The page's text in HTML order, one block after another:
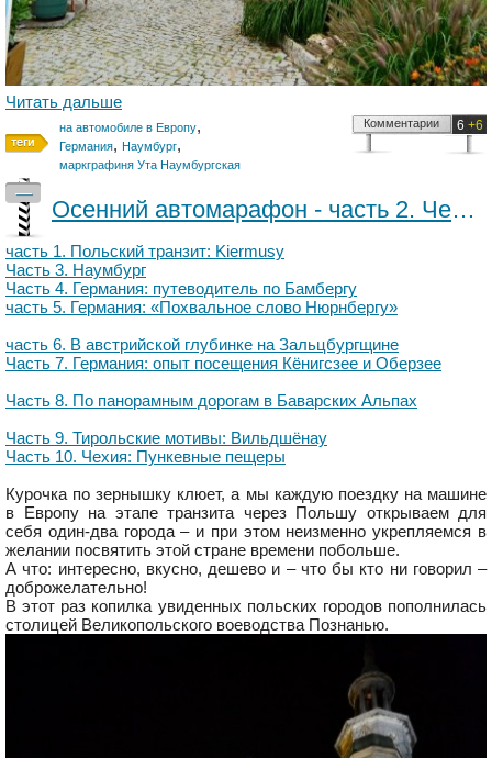
Читать дальше
на автомобиле в Европу,
Германия, Наумбург,
маркграфиня Ута Наумбургская
6 +6
Комментарии
—
Осенний автомарафон - часть 2. Через Познань в Германию
часть 1. Польский транзит: Kiermusy
Часть 3. Наумбург
Часть 4. Германия: путеводитель по Бамбергу
часть 5. Германия: «Похвальное слово Нюрнбергу»
часть 6. В австрийской глубинке на Зальцбургщине
Часть 7. Германия: опыт посещения Кёнигсзее и Оберзее
Часть 8. По панорамным дорогам в Баварских Альпах
Часть 9. Тирольские мотивы: Вильдшёнау
Часть 10. Чехия: Пункевные пещеры
Курочка по зернышку клюет, а мы каждую поездку на машине
в Европу на этапе транзита через Польшу открываем для
себя один-два города – и при этом неизменно укрепляемся в
желании посвятить этой стране времени побольше.
А что: интересно, вкусно, дешево и – что бы кто ни говорил –
доброжелательно!
В этот раз копилка увиденных польских городов пополнилась
столицей Великопольского воеводства Познанью.